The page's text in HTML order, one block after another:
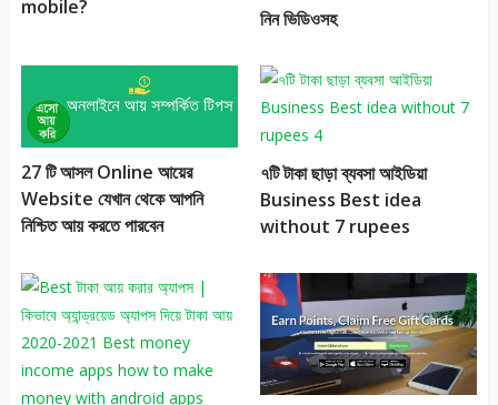
mobile?
নিন ভিডিওসহ
27 টি আসল Online আয়ের
Website যেখান থেকে আপনি
নিশ্চিত আয় করতে পারবেন
৭টি টাকা ছাড়া ব্যবসা আইডিয়া
Business Best idea
without 7 rupees